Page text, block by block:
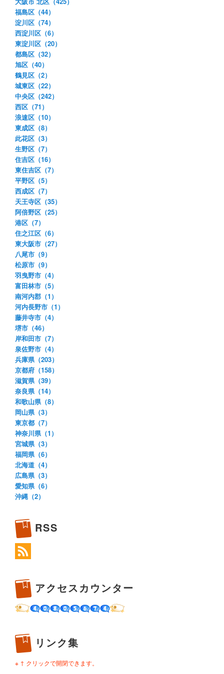
福島区（44）
淀川区（74）
西淀川区（6）
東淀川区（20）
都島区（32）
旭区（40）
鶴見区（2）
城東区（22）
中央区（242）
西区（71）
浪速区（10）
東成区（8）
此花区（3）
生野区（7）
住吉区（16）
東住吉区（7）
平野区（5）
西成区（7）
天王寺区（35）
阿倍野区（25）
港区（7）
住之江区（6）
東大阪市（27）
八尾市（9）
松原市（9）
羽曳野市（4）
富田林市（5）
南河内郡（1）
河内長野市（1）
藤井寺市（4）
堺市（46）
岸和田市（7）
泉佐野市（4）
兵庫県（203）
京都府（158）
滋賀県（39）
奈良県（14）
和歌山県（8）
岡山県（3）
東京都（7）
神奈川県（1）
宮城県（3）
福岡県（6）
北海道（4）
広島県（3）
愛知県（6）
沖縄（2）
RSS
アクセスカウンター
リンク集
※ ↑ クリックで開閉できます。